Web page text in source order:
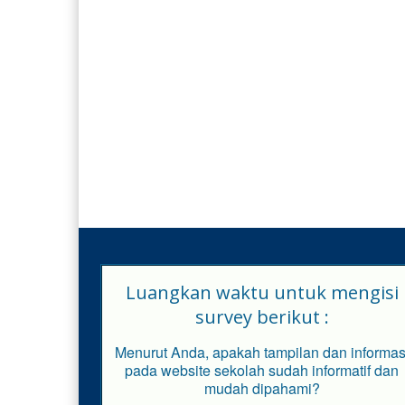
Luangkan waktu untuk mengisi
survey berikut :
Menurut Anda, apakah tampilan dan
pada website sekolah sudah informatif dan
mudah dipahami?